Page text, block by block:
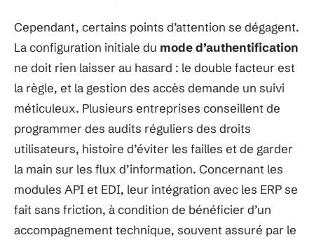
Cependant, certains points d’attention se dégagent.
La configuration initiale du mode d’authentification
ne doit rien laisser au hasard : le double facteur est
la règle, et la gestion des accès demande un suivi
méticuleux. Plusieurs entreprises conseillent de
programmer des audits réguliers des droits
utilisateurs, histoire d’éviter les failles et de garder
la main sur les flux d’information. Concernant les
modules API et EDI, leur intégration avec les ERP se
fait sans friction, à condition de bénéficier d’un
accompagnement technique, souvent assuré par le